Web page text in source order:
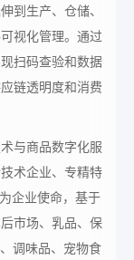
到生产、仓储、
视化管理。通过
扫码查验和数据
链透明度和消费
与商品数字化服
术企业、专精特
企业使命，基于
市场、乳品、保
调味品、宠物食